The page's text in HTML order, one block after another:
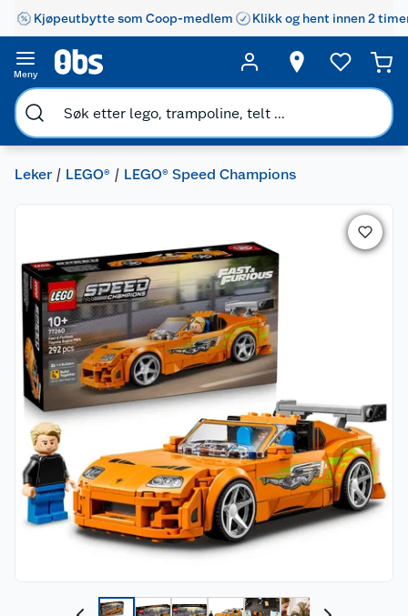
Kjøpeutbytte som Coop-medlem Klikk og hent innen 2
Meny
Leker LEGO® LEGO® Speed Champions